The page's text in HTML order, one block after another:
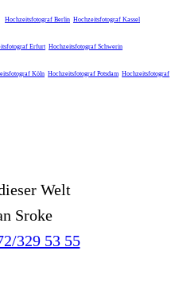
Hochzeitsfotograf Berlin Hochzeitsfotograf Kassel
Erfurt Hochzeitsfotograf Schwerin
Köln Hochzeitsfotograf Potsdam Hochzeitsfotograf
Welt
Sroke
329 53 55